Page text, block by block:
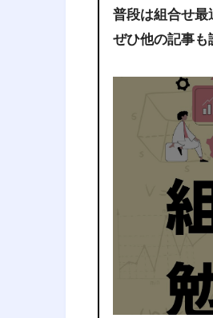
普段は組合せ最
ぜひ他の記事も